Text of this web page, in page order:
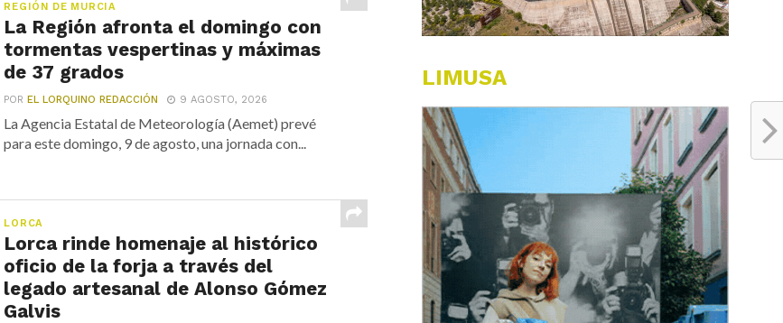
REGIÓN DE MURCIA
La Región afronta el domingo con
tormentas vespertinas y máximas
de 37 grados
POREL LORQUINO REDACCIÓN 9 AGOSTO, 2026
La Agencia Estatal de Meteorología (Aemet) prevé
para este domingo, 9 de agosto, una jornada con...
LORCA
Lorca rinde homenaje al histórico
oficio de la forja a través del
legado artesanal de Alonso Gómez
Galvis
LIMUSA